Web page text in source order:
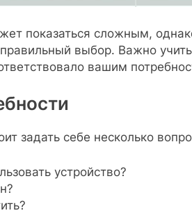
показаться сложным,
выбор. Важно
вашим
задать себе несколько
устройство?